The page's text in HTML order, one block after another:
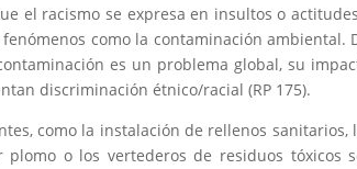
el racismo se expresa en insultos o
como la contaminación ambiental.
es un problema global, su
discriminación étnico/racial (RP 175).
como la instalación de rellenos sanitarios,
plomo o los vertederos de residuos tóxicos